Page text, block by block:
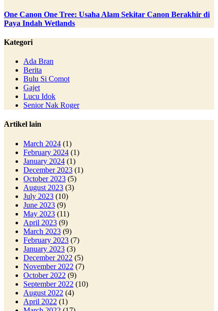
One Canon One Tree: Usaha Alam Sekitar Canon Berakhir di
Paya Indah Wetlands
Kategori
Ada Bran
Berita
Bulu Si Comot
Gajet
Lucu Idok
Senior Nak Roger
Artikel lain
March 2024 (1)
February 2024 (1)
January 2024 (1)
December 2023 (1)
October 2023 (5)
August 2023 (3)
July 2023 (10)
June 2023 (9)
May 2023 (11)
April 2023 (9)
March 2023 (9)
February 2023 (7)
January 2023 (3)
December 2022 (5)
November 2022 (7)
October 2022 (9)
September 2022 (10)
August 2022 (4)
April 2022 (1)